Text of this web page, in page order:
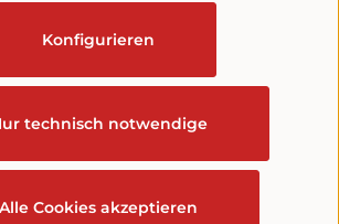
technisch notwendige
Konfigurieren
Alle Cookies akzeptieren